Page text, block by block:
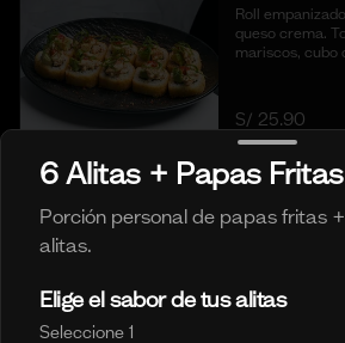
Roll
queso crema.
mariscos, cubo
S/ 25.90
Relleno de
flameada en
china fresca.
6 Alitas + Papas Fritas
Porción personal de papas fritas
alitas.
Elige el sabor de tus alitas
Seleccione 1